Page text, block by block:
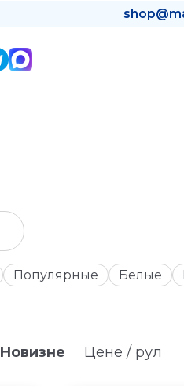
Популярные Белые
Новизне Цене / рул